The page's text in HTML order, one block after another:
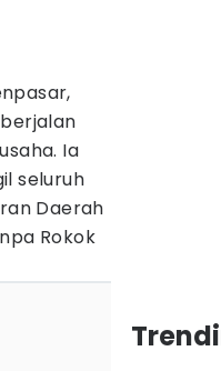
Ia
seluruh
Daerah
Rokok